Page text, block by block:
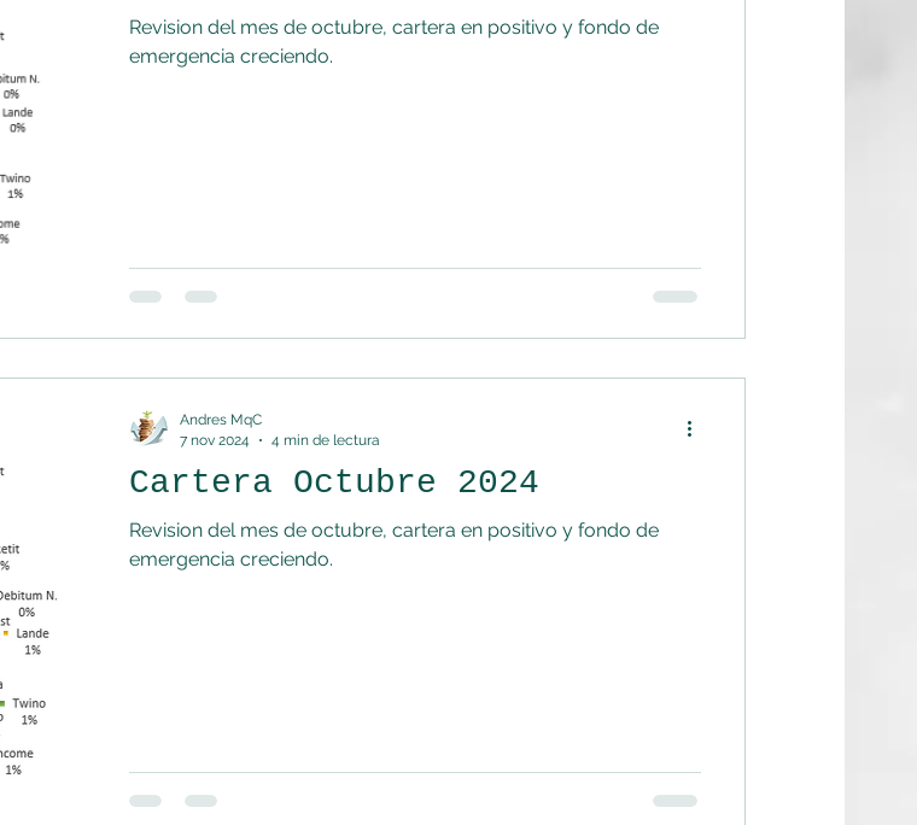
Revision del mes de octubre, cartera en positivo y fondo de
emergencia creciendo.
Cartera Octubre 2024
Revision del mes de octubre, cartera en positivo y fondo de
emergencia creciendo.
Andres MqC
7 nov 2024
4 min de lectura